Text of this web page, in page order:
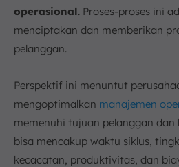
operasional. Proses-proses ini
menciptakan dan memberikan
pelanggan.
Perspektif ini menuntut
mengoptimalkan manajemen
memenuhi tujuan pelanggan dan
bisa mencakup waktu siklus,
kecacatan, produktivitas, dan